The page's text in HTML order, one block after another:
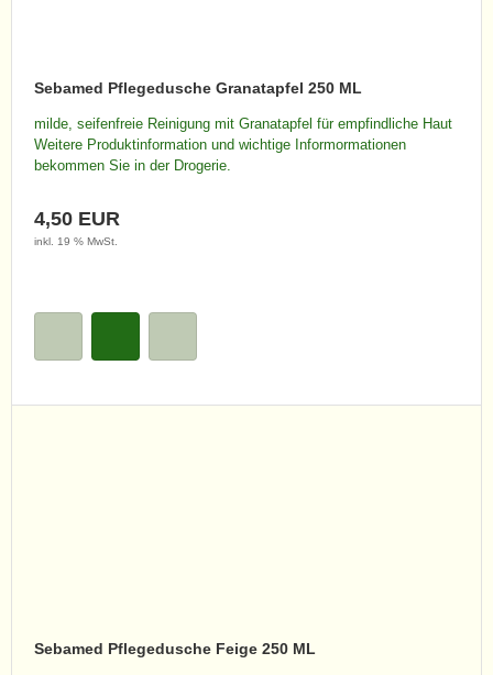
Sebamed Pflegedusche Granatapfel 250 ML
milde, seifenfreie Reinigung mit Granatapfel für empfindliche Haut
Weitere Produktinformation und wichtige Informormationen
bekommen Sie in der Drogerie.
4,50 EUR
inkl. 19 % MwSt.
Sebamed Pflegedusche Feige 250 ML